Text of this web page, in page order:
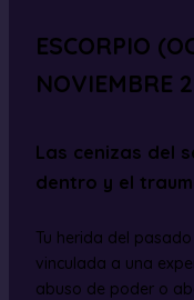
ESCORPIO
NOVIEMBRE
Las cenizas del
dentro y el
Tu herida del
vinculada a una
abuso de poder o